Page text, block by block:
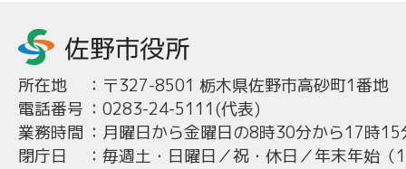
所在地 ： 〒327-8501 栃木県佐野市高砂町1番地
電話番号 ： 0283-24-5111(代表)
業務時間 ： 月曜日から金曜日の8時30分から17時15
閉庁日
： 毎週土・日曜日／祝・休日／年末年始